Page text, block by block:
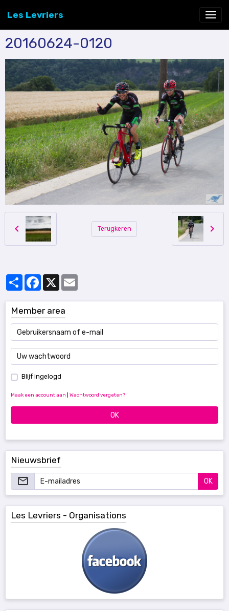
Les Levriers
20160624-0120
Terugkeren
PartagerFacebook
Member area
Blijf ingelogd
Maak een account aan Wachtwoord vergeten?
OK
Nieuwsbrief
OK
Les Levriers - Organisations